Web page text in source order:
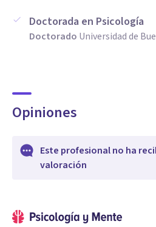
Doctorada en Psicología
Doctorado Universidad de
Opiniones
Este profesional no ha
valoración